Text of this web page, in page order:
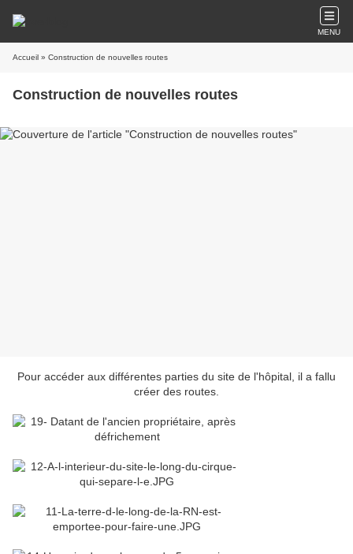
MENU
Accueil » Construction de nouvelles routes
Construction de nouvelles routes
Pour accéder aux différentes parties du site de l'hôpital, il a fallu
créer des routes.